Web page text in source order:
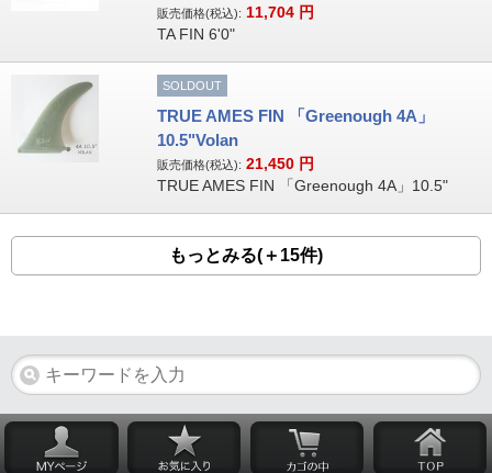
販売価格(税込): 11,704 円
TA FIN 6'0"
SOLDOUT
TRUE AMES FIN 「Greenough 4A」
10.5"Volan
販売価格(税込): 21,450 円
TRUE AMES FIN 「Greenough 4A」10.5"
もっとみる(＋15件)